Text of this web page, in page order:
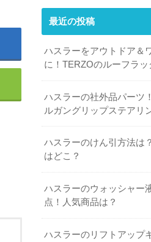
最近の投稿
ハスラーをアウトドア＆
に！TERZOのルーフラッ
ハスラーの社外品パーツ
ルガングリップステアリ
ハスラーのけん引方法は
はどこ？
ハスラーのウォッシャー
点！人気商品は？
ハスラーのリフトアップ